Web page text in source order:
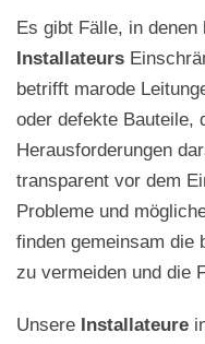
Es gibt Fälle, in
Installateurs
betrifft marode
oder defekte Bauteile,
Herausforderungen
transparent vor dem
Probleme und
finden gemeinsam die
zu vermeiden und die
Unsere Installateure